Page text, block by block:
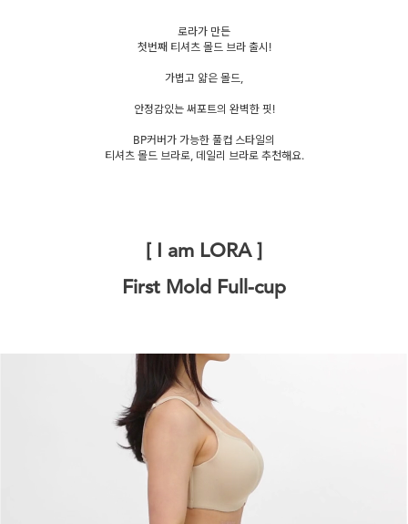
로라가 만든
첫번째 티셔츠 몰드 브라 출시!
가볍고 얇은 몰드,
안정감있는 써포트의 완벽한 핏!
BP커버가 가능한 풀컵 스타일의
티셔츠 몰드 브라로, 데일리 브라로 추천해요.
[ I am LORA ]
First Mold Full-cup